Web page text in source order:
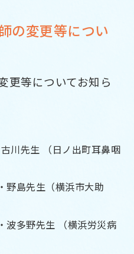
の変更等につい
更等についてお知ら
古川先生 （日ノ出町耳鼻咽
野島先生（横浜市大助
波多野先生 （横浜労災病